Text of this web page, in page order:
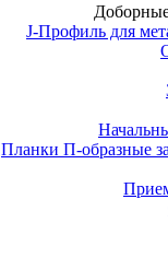
J-Профиль для
Планки П-образные